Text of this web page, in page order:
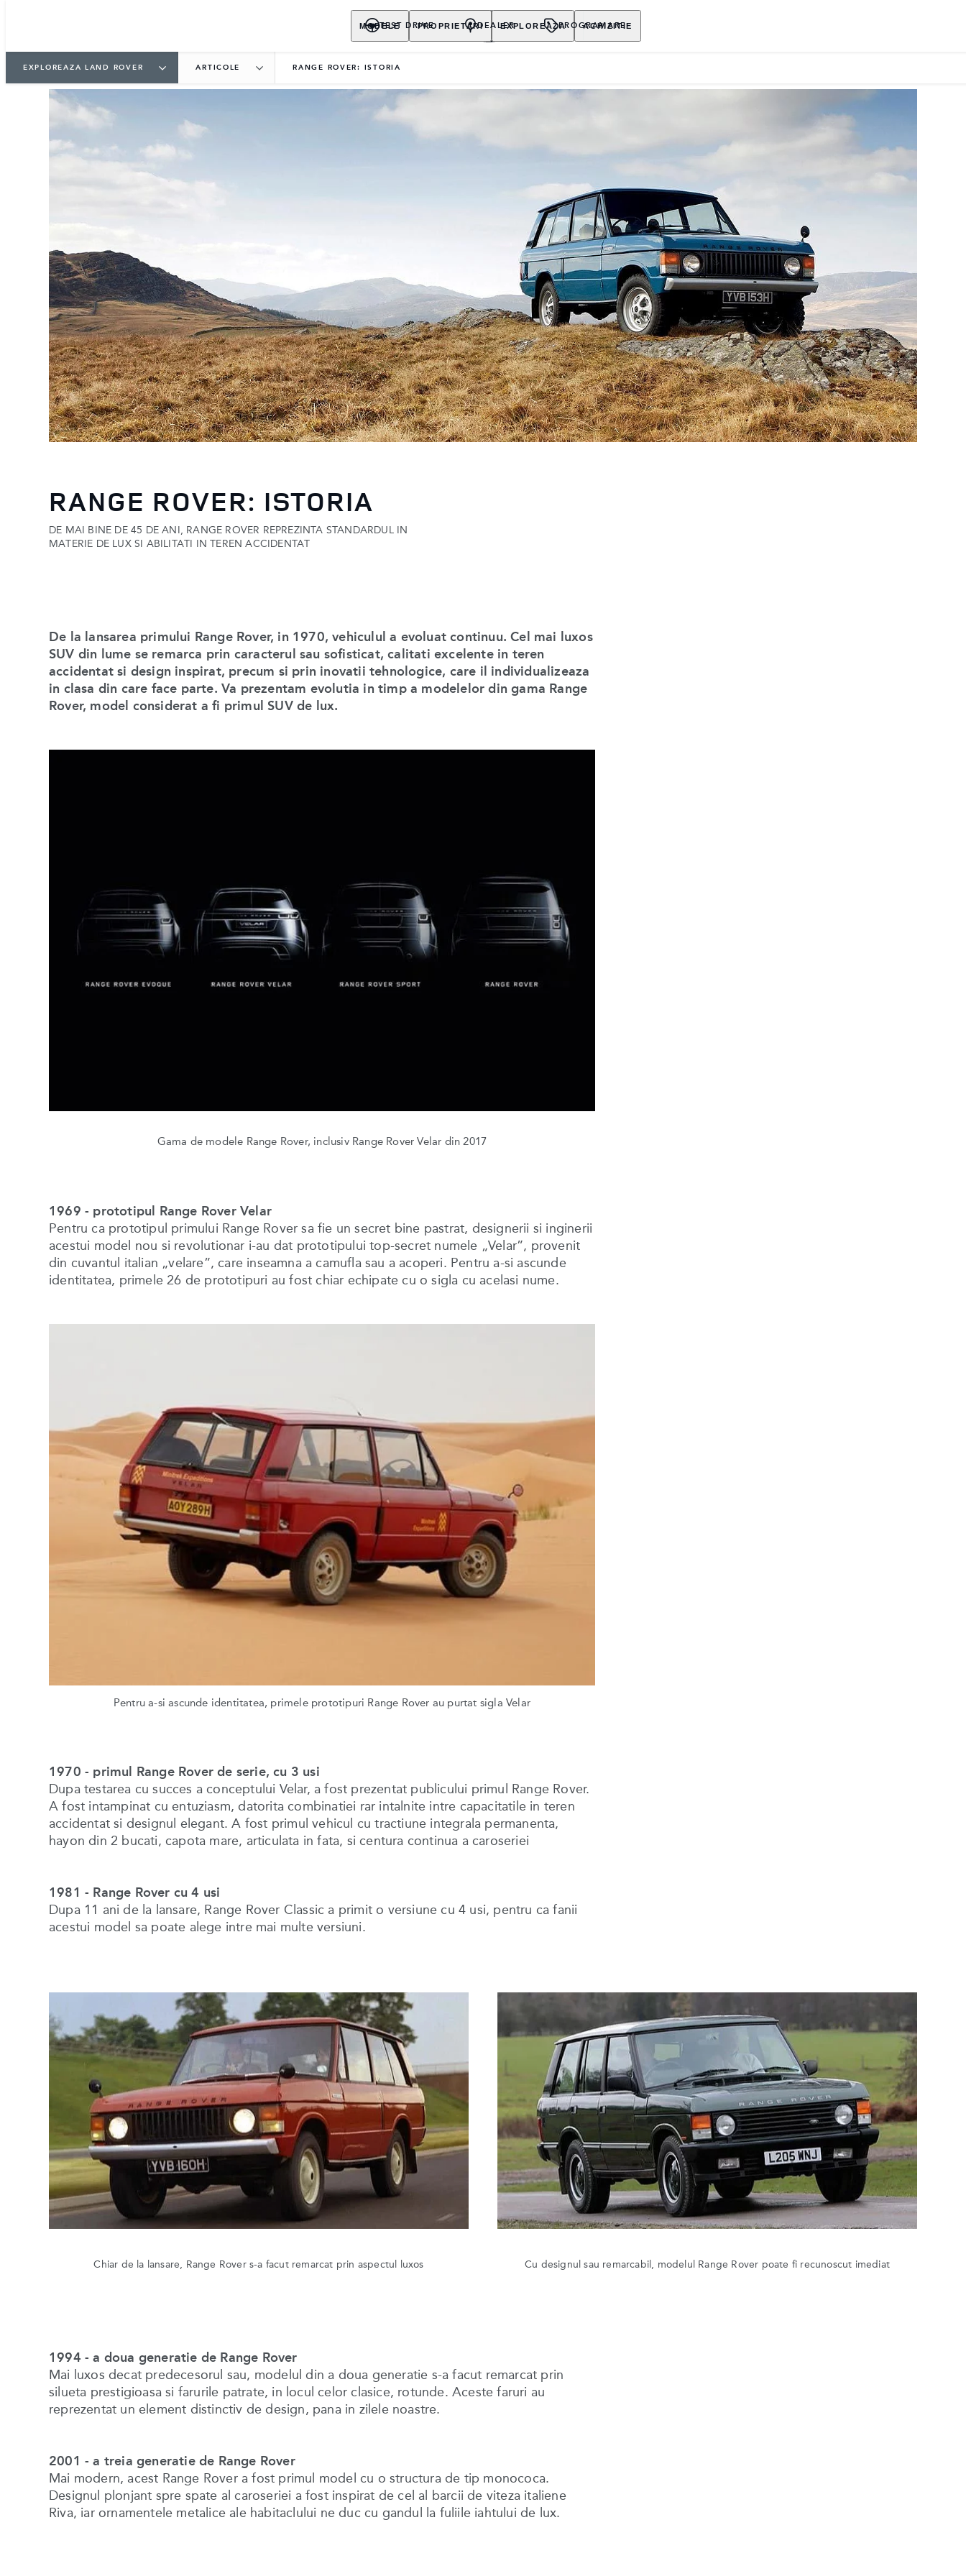
MODELE PROPRIETARI EXPLOREAZA ACHIZITIE
TEST DRIVE DEALER PROGRAMARE
EXPLOREAZA LAND ROVER ARTICOLE RANGE ROVER: ISTORIA
1/2
RANGE ROVER: ISTORIA
DE MAI BINE DE 45 DE ANI, RANGE ROVER REPREZINTA STANDARDUL IN
MATERIE DE LUX SI ABILITATI IN TEREN ACCIDENTAT
De la lansarea primului Range Rover, in 1970, vehiculul a evoluat continuu. Cel mai luxos
SUV din lume se remarca prin caracterul sau sofisticat, calitati excelente in teren
accidentat si design inspirat, precum si prin inovatii tehnologice, care il individualizeaza
in clasa din care face parte. Va prezentam evolutia in timp a modelelor din gama Range
Rover, model considerat a fi primul SUV de lux.
Gama de modele Range Rover, inclusiv Range Rover Velar din 2017
1969 - prototipul Range Rover Velar
Pentru ca prototipul primului Range Rover sa fie un secret bine pastrat, designerii si inginerii
acestui model nou si revolutionar i-au dat prototipului top-secret numele „Velar”, provenit
din cuvantul italian „velare”, care inseamna a camufla sau a acoperi. Pentru a-si ascunde
identitatea, primele 26 de prototipuri au fost chiar echipate cu o sigla cu acelasi nume.
Pentru a-si ascunde identitatea, primele prototipuri Range Rover au purtat sigla Velar
1970 - primul Range Rover de serie, cu 3 usi
Dupa testarea cu succes a conceptului Velar, a fost prezentat publicului primul Range Rover.
A fost intampinat cu entuziasm, datorita combinatiei rar intalnite intre capacitatile in teren
accidentat si designul elegant. A fost primul vehicul cu tractiune integrala permanenta,
hayon din 2 bucati, capota mare, articulata in fata, si centura continua a caroseriei
1981 - Range Rover cu 4 usi
Dupa 11 ani de la lansare, Range Rover Classic a primit o versiune cu 4 usi, pentru ca fanii
acestui model sa poate alege intre mai multe versiuni.
Chiar de la lansare, Range Rover s-a facut remarcat prin aspectul luxos Cu designul sau remarcabil, modelul Range Rover poate fi recunoscut imediat
1994 - a doua generatie de Range Rover
Mai luxos decat predecesorul sau, modelul din a doua generatie s-a facut remarcat prin
silueta prestigioasa si farurile patrate, in locul celor clasice, rotunde. Aceste faruri au
reprezentat un element distinctiv de design, pana in zilele noastre.
2001 - a treia generatie de Range Rover
Mai modern, acest Range Rover a fost primul model cu o structura de tip monococa.
Designul plonjant spre spate al caroseriei a fost inspirat de cel al barcii de viteza italiene
Riva, iar ornamentele metalice ale habitaclului ne duc cu gandul la fuliile iahtului de lux.